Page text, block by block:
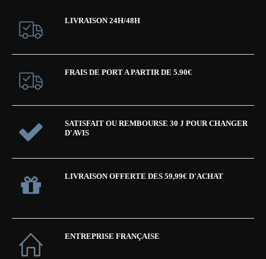
LIVRAISON 24H/48H
FRAIS DE PORT A PARTIR DE 5.90€
SATISFAIT OU REMBOURSE 30 J POUR CHANGER
D'AVIS
LIVRAISON OFFERTE DES 59,99€ D'ACHAT
ENTREPRISE FRANÇAISE